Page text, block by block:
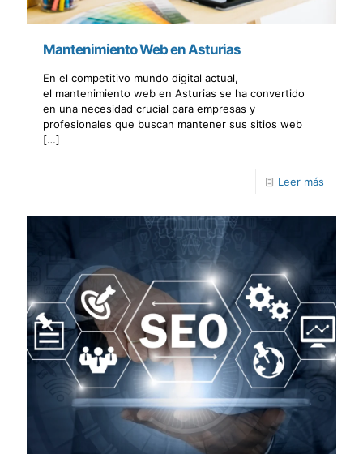
Mantenimiento Web en Asturias
En el competitivo mundo digital actual,
el mantenimiento web en Asturias se ha convertido
en una necesidad crucial para empresas y
profesionales que buscan mantener sus sitios web
[…]
Leer más